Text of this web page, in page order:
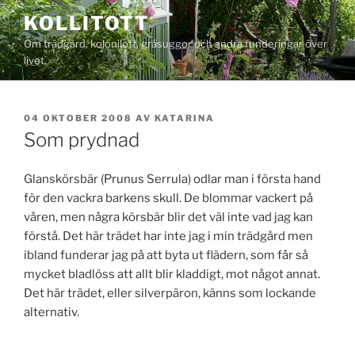
Hoppa
till
innehåll
KOLLITOTT
Om trädgård, kolonilott, gråsuggor och andra funderingar över
livet.
PUBLICERAT
04 OKTOBER 2008 AV KATARINA
Som prydnad
Glanskörsbär (Prunus Serrula) odlar man i första hand
för den vackra barkens skull. De blommar vackert på
våren, men några körsbär blir det väl inte vad jag kan
förstå. Det här trädet har inte jag i min trädgård men
ibland funderar jag på att byta ut flädern, som får så
mycket bladlöss att allt blir kladdigt, mot något annat.
Det här trädet, eller silverpäron, känns som lockande
alternativ.